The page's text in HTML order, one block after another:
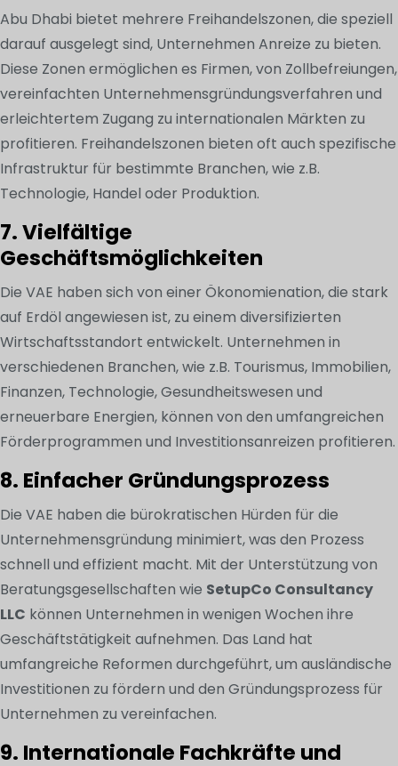
Abu Dhabi bietet mehrere Freihandelszonen, die speziell
darauf ausgelegt sind, Unternehmen Anreize zu bieten.
Diese Zonen ermöglichen es Firmen, von Zollbefreiungen,
vereinfachten Unternehmensgründungsverfahren und
erleichtertem Zugang zu internationalen Märkten zu
profitieren. Freihandelszonen bieten oft auch spezifische
Infrastruktur für bestimmte Branchen, wie z.B.
Technologie, Handel oder Produktion.
7. Vielfältige
Geschäftsmöglichkeiten
Die VAE haben sich von einer Ökonomienation, die stark
auf Erdöl angewiesen ist, zu einem diversifizierten
Wirtschaftsstandort entwickelt. Unternehmen in
verschiedenen Branchen, wie z.B. Tourismus, Immobilien,
Finanzen, Technologie, Gesundheitswesen und
erneuerbare Energien, können von den umfangreichen
Förderprogrammen und Investitionsanreizen profitieren.
8. Einfacher Gründungsprozess
Die VAE haben die bürokratischen Hürden für die
Unternehmensgründung minimiert, was den Prozess
schnell und effizient macht. Mit der Unterstützung von
Beratungsgesellschaften wie SetupCo Consultancy
LLC können Unternehmen in wenigen Wochen ihre
Geschäftstätigkeit aufnehmen. Das Land hat
umfangreiche Reformen durchgeführt, um ausländische
Investitionen zu fördern und den Gründungsprozess für
Unternehmen zu vereinfachen.
9. Internationale Fachkräfte und